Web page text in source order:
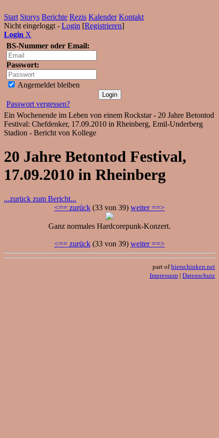
Start Storys Berichte Rezis Kalender Kontakt
Nicht eingeloggt - Login [Registrieren]
Login X
BS-Nummer oder Email:
Passwort:
Angemeldet bleiben
Passwort vergessen?
Ein Wochenende im Leben von einem Rockstar - 20 Jahre Betontod
Festival: Chefdenker, 17.09.2010 in Rheinberg, Emil-Underberg
Stadion - Bericht von Kollege
20 Jahre Betontod Festival,
17.09.2010 in Rheinberg
...zurück zum Bericht...
<== zurück (33 von 39) weiter ==>
Ganz normales Hardcorepunk-Konzert.
<== zurück (33 von 39) weiter ==>
part ofbierschinken.net
Impressum | Datenschutz